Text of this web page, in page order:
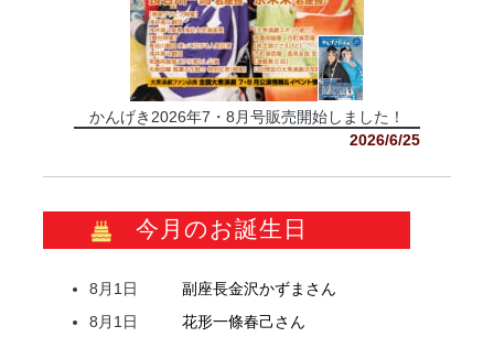
かんげき2026年7・8月号販売開始しました！
2026/6/25
今月のお誕生日
8月1日 副座長金沢かずま さん
8月1日
花形一條春己さん